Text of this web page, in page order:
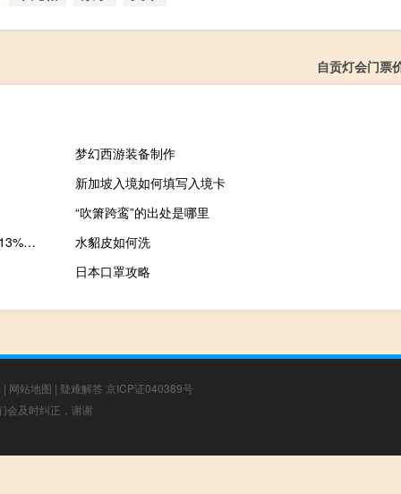
自贡灯会门票
梦幻西游装备制作
新加坡入境如何填写入境卡
“吹箫跨鸾”的出处是哪里
A股CPO概念早盘盘尾走高光迅科技、铭普光磁涨停光库科技涨超13%博创科技涨超9%华工科技、东田微、太辰光、兆龙互连等涨幅居前
水貂皮如何洗
日本口罩攻略
| 网站地图 | 疑难解答 京ICP证040389号
会及时纠正，谢谢